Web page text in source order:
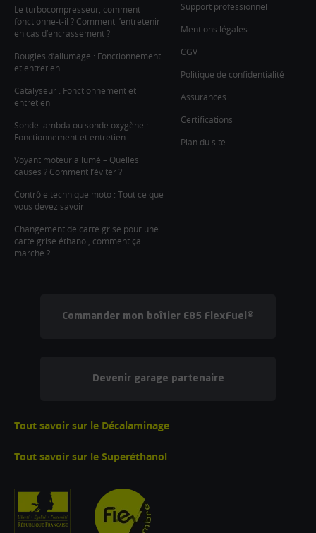
Le turbocompresseur, comment
fonctionne-t-il ? Comment l’entretenir
en cas d’encrassement ?
Bougies d’allumage : Fonctionnement
et entretien
Catalyseur : Fonctionnement et
entretien
Sonde lambda ou sonde oxygène :
Fonctionnement et entretien
Voyant moteur allumé – Quelles
causes ? Comment l’éviter ?
Contrôle technique moto : Tout ce que
vous devez savoir
Changement de carte grise pour une
carte grise éthanol, comment ça
marche ?
Support professionnel
Mentions légales
CGV
Politique de confidentialité
Assurances
Certifications
Plan du site
Commander mon boîtier E85 FlexFuel®
Devenir garage partenaire
Tout savoir sur le Décalaminage
Tout savoir sur le Superéthanol